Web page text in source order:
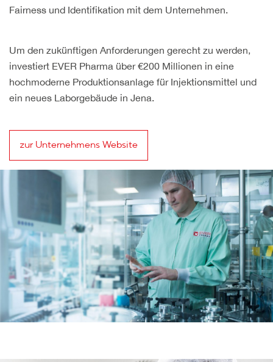
Fairness und Identifikation mit dem Unternehmen.
Um den zukünftigen Anforderungen gerecht zu werden,
investiert EVER Pharma über €200 Millionen in eine
hochmoderne Produktionsanlage für Injektionsmittel und
ein neues Laborgebäude in Jena.
zur Unternehmens Website